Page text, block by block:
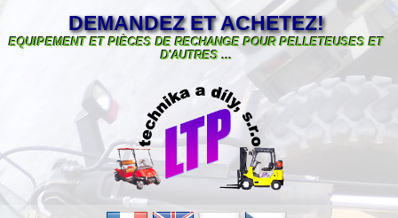
DEMANDEZ ET ACHETEZ!
EQUIPEMENT ET PIÈCES DE RECHANGE POUR PELLETEUSES ET
D'AUTRES ...